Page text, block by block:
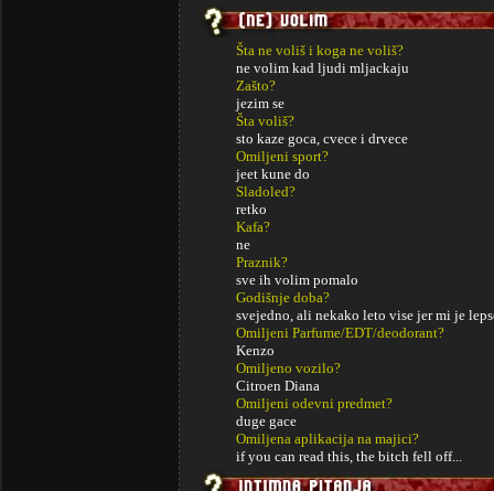
Šta ne voliš i koga ne voliš?
ne volim kad ljudi mljackaju
Zašto?
jezim se
Šta voliš?
sto kaze goca, cvece i drvece
Omiljeni sport?
jeet kune do
Sladoled?
retko
Kafa?
ne
Praznik?
sve ih volim pomalo
Godišnje doba?
svejedno, ali nekako leto vise jer mi je
Omiljeni Parfume/EDT/deodorant?
Kenzo
Omiljeno vozilo?
Citroen Diana
Omiljeni odevni predmet?
duge gace
Omiljena aplikacija na majici?
if you can read this, the bitch fell off...